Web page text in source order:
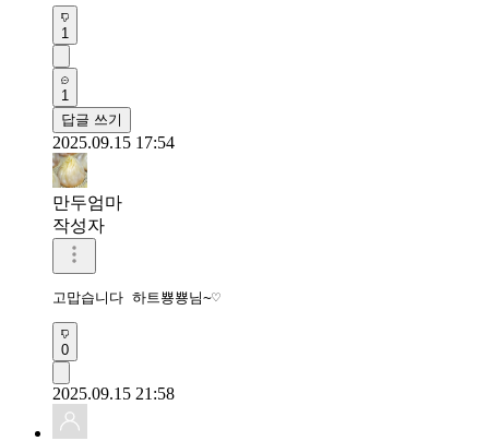
1
1
답글 쓰기
2025.09.15 17:54
만두엄마
작성자
고맙습니다 하트뿅뿅님~♡
0
2025.09.15 21:58